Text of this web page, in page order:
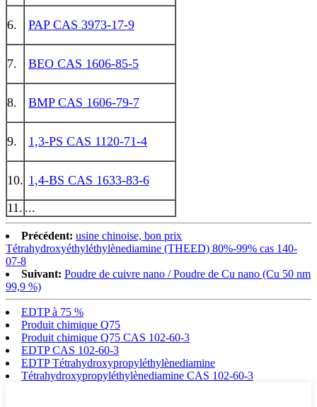
6. PAP CAS 3973-17-9
7. BEO CAS 1606-85-5
8. BMP CAS 1606-79-7
9. 1,3-PS CAS 1120-71-4
10. 1,4-BS CAS 1633-83-6
11. ...
Précédent: usine chinoise, bon prix
Tétrahydroxyéthyléthylènediamine (THEED) 80%-99% cas 140-
07-8
Suivant: Poudre de cuivre nano / Poudre de Cu nano (Cu 50 nm
99,9 %)
EDTP à 75 %
Produit chimique Q75
Produit chimique Q75 CAS 102-60-3
EDTP CAS 102-60-3
EDTP Tétrahydroxypropyléthylènediamine
Tétrahydroxypropyléthylènediamine CAS 102-60-3